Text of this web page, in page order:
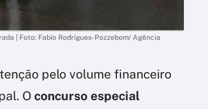
| Foto: Fabio Rodrigues-Pozzebom/ Agência
pelo volume financeiro
O concurso especial